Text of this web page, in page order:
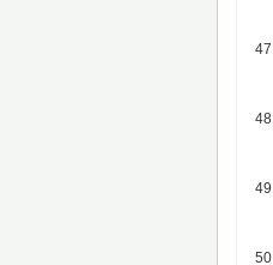
47
48
49
50